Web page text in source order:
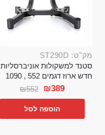
מק"ט: ST290D
סטנד למשקולות אוניברסליות
חדש ארוז דגמים 552 , 1090
₪552 ₪389
הוספה לסל